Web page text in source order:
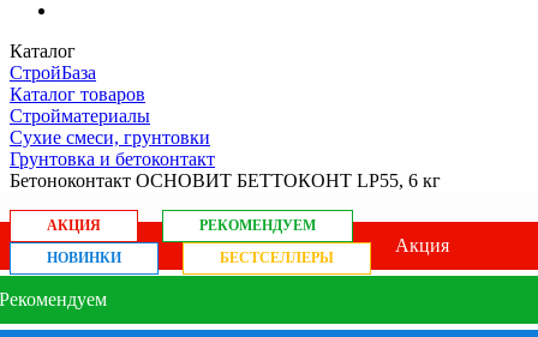
Каталог
СтройБаза
Каталог товаров
Стройматериалы
Сухие смеси, грунтовки
Грунтовка и бетоконтакт
Бетоноконтакт ОСНОВИТ БЕТТОКОНТ LP55, 6 кг
АКЦИЯ
РЕКОМЕНДУЕМ
НОВИНКИ
БЕСТСЕЛЛЕРЫ
Акция
Рекомендуем